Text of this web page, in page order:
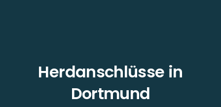
Herdanschlüsse in
Dortmund